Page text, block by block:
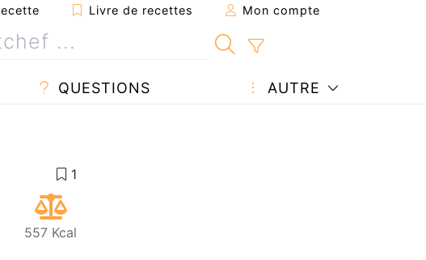
Livre de recettes Mon compte
QUESTIONS AUTRE
557 Kcal